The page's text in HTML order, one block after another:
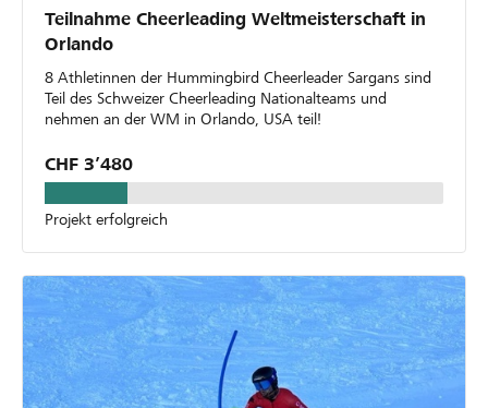
Teilnahme Cheerleading Weltmeisterschaft in
Orlando
8 Athletinnen der Hummingbird Cheerleader Sargans sind
Teil des Schweizer Cheerleading Nationalteams und
nehmen an der WM in Orlando, USA teil!
CHF 3’480
Projekt erfolgreich